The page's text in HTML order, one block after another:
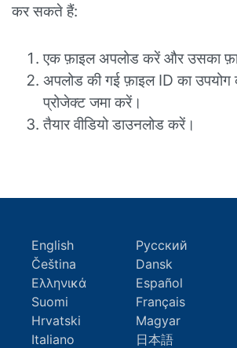
कर सकते हैं:
एक फ़ाइल अपलोड करें और उसका
अपलोड की गई फ़ाइल ID का
प्रोजेक्ट जमा करें।
तैयार वीडियो डाउनलोड करें।
English Русский
Čeština
Dansk
Ελληνικά
Español
Suomi
Français
Hrvatski
Magyar
Italiano
日本語